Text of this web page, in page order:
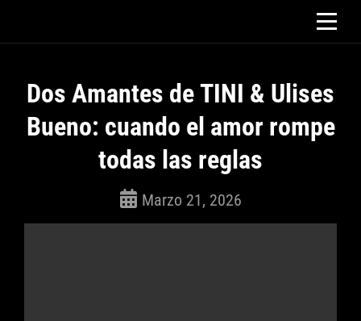
Dos Amantes de TINI & Ulises
Bueno: cuando el amor rompe
todas las reglas
Marzo 21, 2026